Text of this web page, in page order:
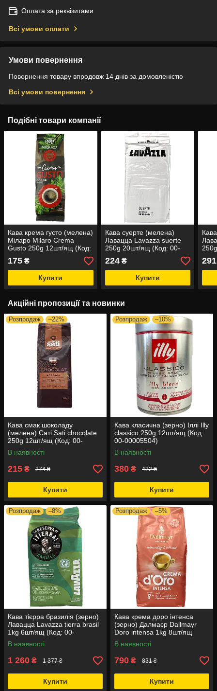
Оплата за реквізитами
Всі умови оплати
Умови повернення
Повернення товару впродовж 14 днів за домовленістю
Всі умови повернення
Подібні товари компанії
Кава крема густо (мелена)
Міларо Milaro Crema
Gusto 250g 12шт/ящ (Код:
00-00005548)
175 ₴
Купити
Кава суерте (мелена)
Лавацца Lavazza suerte
250g 20шт/ящ (Код: 00-
00000292)
224₴
Купити
291
Акційні пропозиції та новинки
Розпродаж –22%
Кава смак шоколаду
(мелена) Саті Sati chocolate
250g 12шт/ящ (Код: 00-
00018761)
В наявності
215 ₴ 274 ₴
Купити
Розпродаж –10%
Кава класична (зерно) Іллі Illy
classico 250g 12шт/ящ (Код:
00-00005504)
В наявності
380 ₴ 422 ₴
Купити
Розпродаж –8%
Кава тієрра бразилія (зерно)
Лавацца Lavazza tierra brasil
1kg 6шт/ящ (Код: 00-
00005992)
В наявності
1 260 ₴ 1 377 ₴
Купити
Розпродаж –5%
Кава крема доро інтенса
(зерно) Далмаєр Dallmayr
Doro intensa 1kg 8шт/ящ
(Код: 00-00000516)
В наявності
790 ₴ 831 ₴
Купити